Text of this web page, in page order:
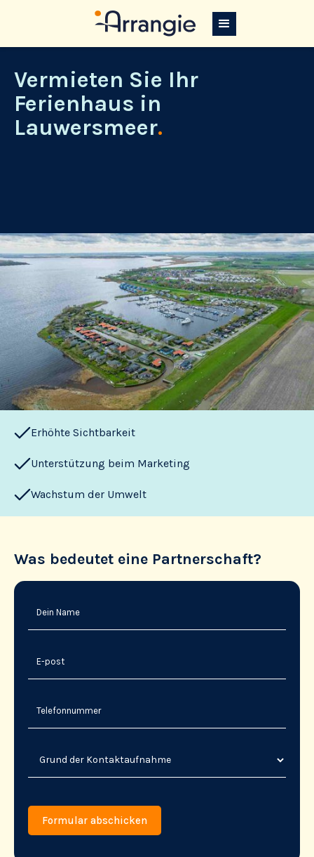
Vermieten Sie Ihr
Ferienhaus in
Lauwersmeer.
Erhöhte Sichtbarkeit
Unterstützung beim Marketing
Wachstum der Umwelt
Was bedeutet eine Partnerschaft?